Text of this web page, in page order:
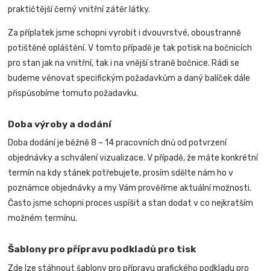
praktičtější černý vnitřní zátěr látky.
Za příplatek jsme schopni vyrobit i dvouvrstvé, oboustranně
potištěné opláštění. V tomto případě je tak potisk na bočnicích
pro stan jak na vnitřní, tak i na vnější straně bočnice. Rádi se
budeme věnovat specifickým požadavkům a daný balíček dále
přispůsobíme tomuto požadavku.
Doba výroby a dodání
Doba dodání je běžně 8 – 14 pracovních dnů od potvrzení
objednávky a schválení vizualizace. V případě, že máte konkrétní
termín na kdy stánek potřebujete, prosím sdělte nám ho v
poznámce objednávky a my Vám prověříme aktuální možnosti.
Často jsme schopni proces uspíšit a stan dodat v co nejkratším
možném termínu.
Šablony pro přípravu podkladů pro tisk
Zde lze stáhnout šablony pro přípravu grafického podkladu pro